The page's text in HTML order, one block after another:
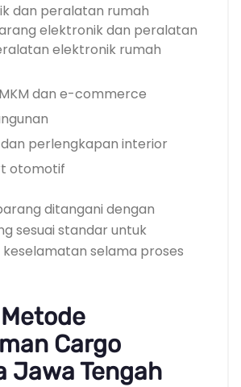
dan peralatan rumah
elektronik dan peralatan
elektronik rumah
dan e-commerce
perlengkapan interior
otomotif
ditangani dengan
sesuai standar untuk
selama proses
Cargo
Jawa Tengah